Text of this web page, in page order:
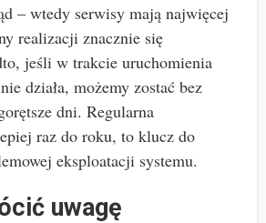
– wtedy serwisy mają najwięcej
realizacji znacznie się
jeśli w trakcie uruchomienia
działa, możemy zostać bez
dni. Regularna
raz do roku, to klucz do
eksploatacji systemu.
uwagę